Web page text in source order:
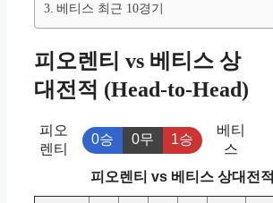
베티스 최근 10경기
피오렌티 vs 베티스 상
대전적 (Head-to-Head)
피오
렌티
0승 0무 1승
베티
스
피오렌티 vs 베티스 상대전적